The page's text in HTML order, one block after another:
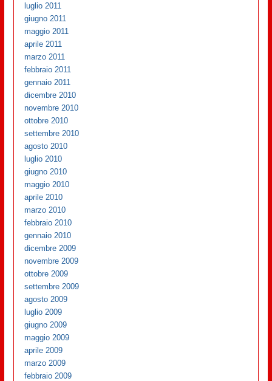
luglio 2011
giugno 2011
maggio 2011
aprile 2011
marzo 2011
febbraio 2011
gennaio 2011
dicembre 2010
novembre 2010
ottobre 2010
settembre 2010
agosto 2010
luglio 2010
giugno 2010
maggio 2010
aprile 2010
marzo 2010
febbraio 2010
gennaio 2010
dicembre 2009
novembre 2009
ottobre 2009
settembre 2009
agosto 2009
luglio 2009
giugno 2009
maggio 2009
aprile 2009
marzo 2009
febbraio 2009